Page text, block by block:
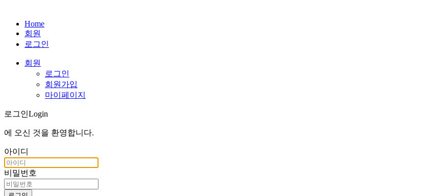
Home
회원
로그인
회원
로그인
회원가입
마이페이지
로그인Login
에 오신 것을 환영합니다.
아이디
비밀번호